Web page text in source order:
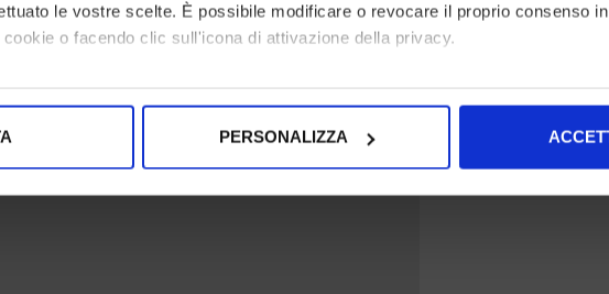
le vostre scelte. È possibile modificare o revocare il proprio consenso
o facendo clic sull'icona di attivazione della privacy.
anche:
dispositivo, scansionandolo attivamente alla ricerca di caratteristiche
personalizzare contenuti ed annunci, per fornire funzionalità dei social media
PERSONALIZZA